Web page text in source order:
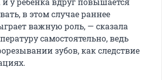
в этом случае раннее
важную роль, — сказала
самостоятельно, ведь
зубов, как следствие